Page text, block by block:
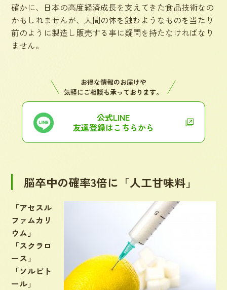
確かに、日本の高度経済成長を支えてきた食品技術なの
かもしれませんが、人間の体を蝕むようなものを当たり
前のように製造し販売する事に疑問を持たなければなり
ません。
お得な情報のお届けや
気軽にご相談も承っております。
公式LINE
友達登録はこちらから
脳卒中の確率3倍に「人工甘味料」
「アセスル
ファムカリ
ウム」
「スクラロ
ース」
「ソルビト
ール」